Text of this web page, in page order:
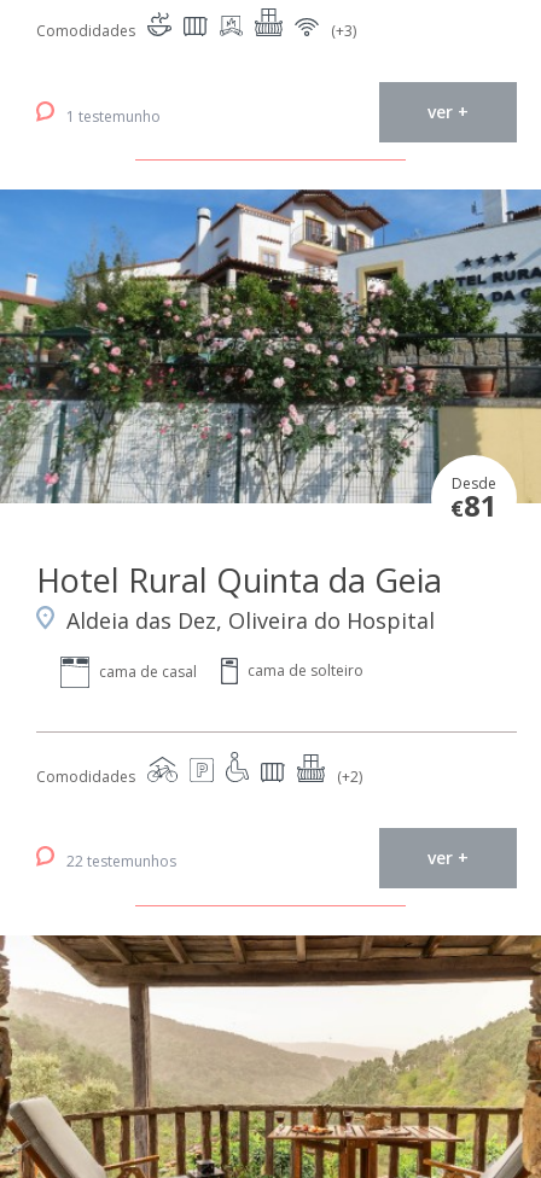
Comodidades (+3)
1 testemunho ver +
Desde
€81
Hotel Rural Quinta da Geia
Aldeia das Dez, Oliveira do Hospital
cama de casal cama de solteiro
Comodidades (+2)
22 testemunhos ver +